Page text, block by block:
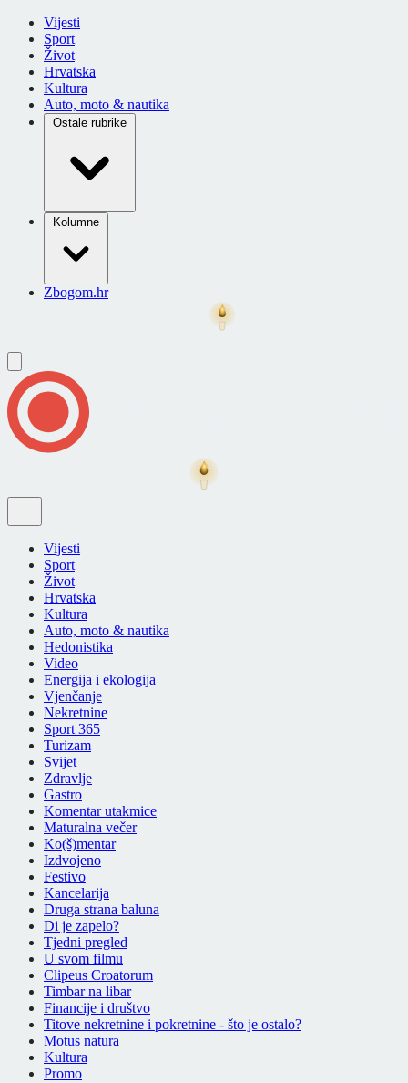
Vijesti
Sport
Život
Hrvatska
Kultura
Auto, moto & nautika
Ostale rubrike
Kolumne
Zbogom.hr
Vijesti
Sport
Život
Hrvatska
Kultura
Auto, moto & nautika
Hedonistika
Video
Energija i ekologija
Vjenčanje
Nekretnine
Sport 365
Turizam
Svijet
Zdravlje
Gastro
Komentar utakmice
Maturalna večer
Ko(š)mentar
Izdvojeno
Festivo
Kancelarija
Druga strana baluna
Di je zapelo?
Tjedni pregled
U svom filmu
Clipeus Croatorum
Timbar na libar
Financije i društvo
Titove nekretnine i pokretnine - što je ostalo?
Motus natura
Kultura
Promo